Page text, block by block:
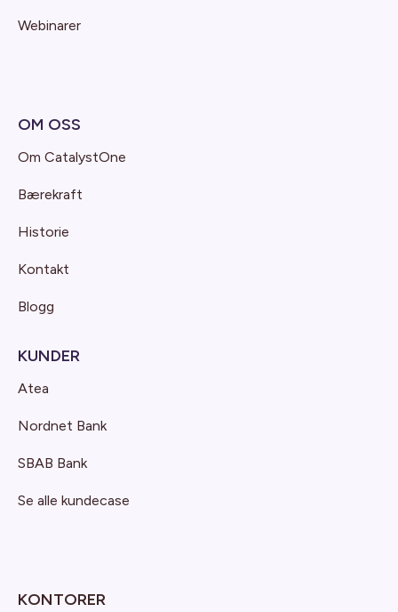
Webinarer
OM OSS
Om CatalystOne
Bærekraft
Historie
Kontakt
Blogg
KUNDER
Atea
Nordnet Bank
SBAB Bank
Se alle kundecase
KONTORER